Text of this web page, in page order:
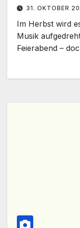
31. OKTOBER
Im Herbst wird
Musik
Feierabend –